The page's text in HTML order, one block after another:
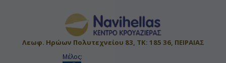
Λεωφ. Ηρώων Πολυτεχνείου 83, ΤΚ: 185 36, ΠΕΙΡΑΙΑΣ
Μέλος: